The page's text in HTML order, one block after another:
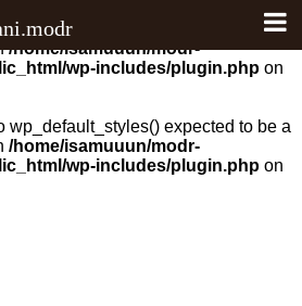
wp_default_scripts() expected to be a
/home/isamuuun/modr-
wp-includes/plugin.php on
wp_default_styles() expected to be a
/home/isamuuun/modr-
wp-includes/plugin.php on